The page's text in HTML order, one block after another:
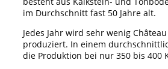
im Durchschnitt fast 50 Jahre alt.
Jedes Jahr wird sehr wenig
produziert. In einem
die Produktion bei nur 350 bis 400